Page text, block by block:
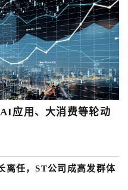
应用、大消费等轮动
离任，ST公司成高发群体